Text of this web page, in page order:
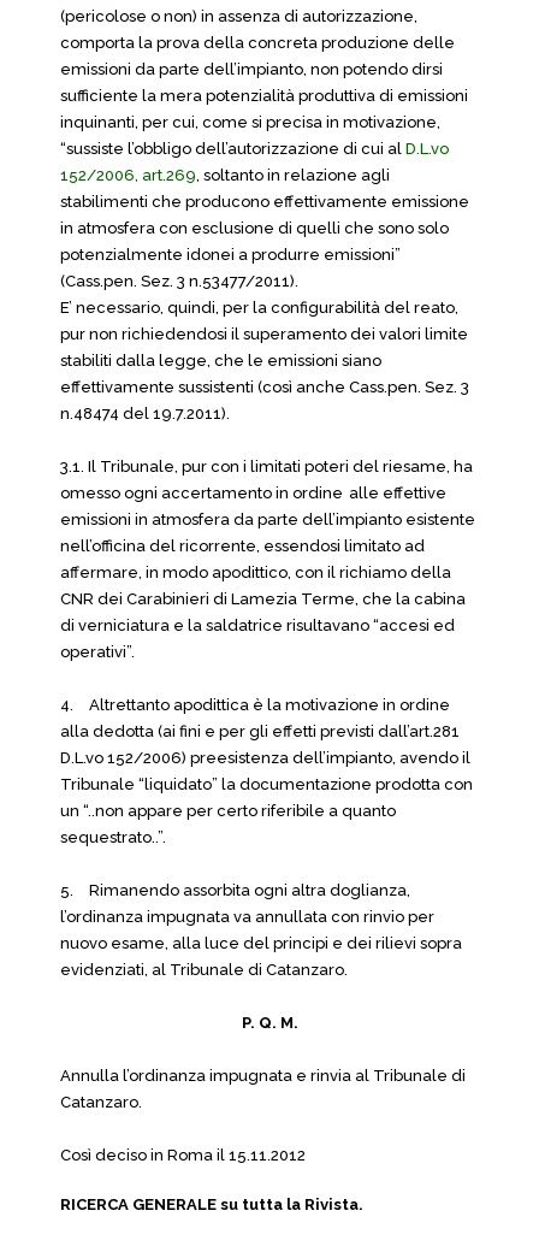
(pericolose o non) in assenza di autorizzazione,
comporta la prova della concreta produzione delle
emissioni da parte dell’impianto, non potendo dirsi
sufficiente la mera potenzialità produttiva di emissioni
inquinanti, per cui, come si precisa in motivazione,
“sussiste l’obbligo dell’autorizzazione di cui al D.L.vo
152/2006, art.269, soltanto in relazione agli
stabilimenti che producono effettivamente emissione
in atmosfera con esclusione di quelli che sono solo
potenzialmente idonei a produrre emissioni”
(Cass.pen. Sez. 3 n.53477/2011).
E’ necessario, quindi, per la configurabilità del reato,
pur non richiedendosi il superamento dei valori limite
stabiliti dalla legge, che le emissioni siano
effettivamente sussistenti (così anche Cass.pen. Sez. 3
n.48474 del 19.7.2011).
3.1. Il Tribunale, pur con i limitati poteri del riesame, ha
omesso ogni accertamento in ordine alle effettive
emissioni in atmosfera da parte dell’impianto esistente
nell’officina del ricorrente, essendosi limitato ad
affermare, in modo apodittico, con il richiamo della
CNR dei Carabinieri di Lamezia Terme, che la cabina
di verniciatura e la saldatrice risultavano “accesi ed
operativi”.
4.
Altrettanto apodittica è la motivazione in ordine
alla dedotta (ai fini e per gli effetti previsti dall’art.281
D.L.vo 152/2006) preesistenza dell’impianto, avendo il
Tribunale “liquidato” la documentazione prodotta con
un “..non appare per certo riferibile a quanto
sequestrato..”.
5.
Rimanendo assorbita ogni altra doglianza,
l’ordinanza impugnata va annullata con rinvio per
nuovo esame, alla luce del principi e dei rilievi sopra
evidenziati, al Tribunale di Catanzaro.
P. Q. M.
Annulla l’ordinanza impugnata e rinvia al Tribunale di
Catanzaro.
Così deciso in Roma il 15.11.2012
RICERCA GENERALE su tutta la Rivista.